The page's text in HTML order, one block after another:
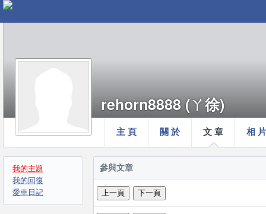
主 頁 關 於 文 章 相 片
rehorn8888 (ㄚ徐)
我的主題
我的回復
愛車日記
參與文章